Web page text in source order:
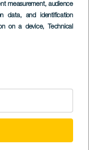
measurement, audience
data, and identification
on a device, Technical